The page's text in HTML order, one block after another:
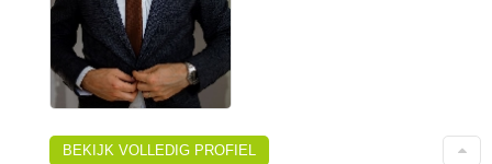
BEKIJK VOLLEDIG PROFIEL